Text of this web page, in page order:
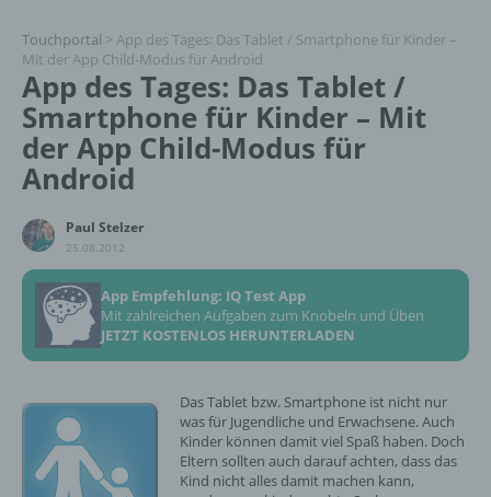
Touchportal > App des Tages: Das Tablet / Smartphone für Kinder –
Mit der App Child-Modus für Android
App des Tages: Das Tablet /
Smartphone für Kinder – Mit
der App Child-Modus für
Android
Paul Stelzer
25.08.2012
App Empfehlung: IQ Test App
Mit zahlreichen Aufgaben zum Knobeln und Üben
JETZT KOSTENLOS HERUNTERLADEN
Das Tablet bzw. Smartphone ist nicht nur
was für Jugendliche und Erwachsene. Auch
Kinder können damit viel Spaß haben. Doch
Eltern sollten auch darauf achten, dass das
Kind nicht alles damit machen kann,